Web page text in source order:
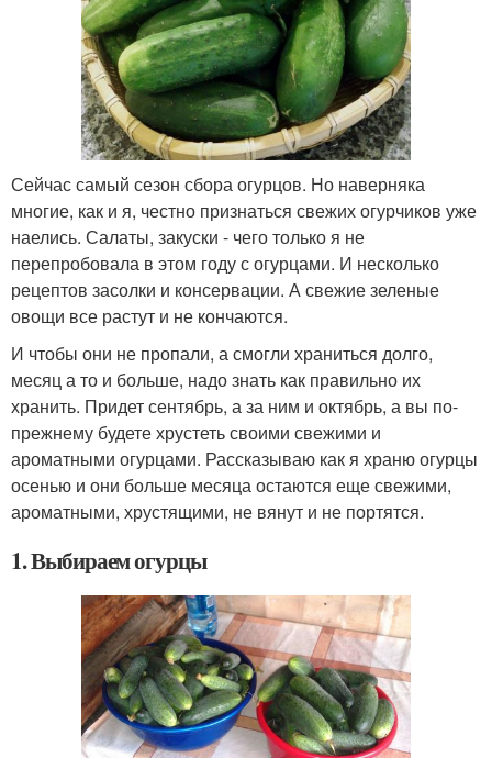
Сейчас самый сезон сбора огурцов. Но наверняка
многие, как и я, честно признаться свежих огурчиков уже
наелись. Салаты, закуски - чего только я не
перепробовала в этом году с огурцами. И несколько
рецептов засолки и консервации. А свежие зеленые
овощи все растут и не кончаются.
И чтобы они не пропали, а смогли храниться долго,
месяц а то и больше, надо знать как правильно их
хранить. Придет сентябрь, а за ним и октябрь, а вы по-
прежнему будете хрустеть своими свежими и
ароматными огурцами. Рассказываю как я храню огурцы
осенью и они больше месяца остаются еще свежими,
ароматными, хрустящими, не вянут и не портятся.
1. Выбираем огурцы